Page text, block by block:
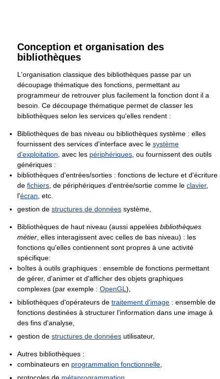
Conception et organisation des
bibliothèques
L'organisation classique des bibliothèques passe par un
découpage thématique des fonctions, permettant au
programmeur de retrouver plus facilement la fonction dont il a
besoin. Ce découpage thématique permet de classer les
bibliothèques selon les services qu'elles rendent :
Bibliothèques de bas niveau ou bibliothèques système : elles
fournissent des services d'interface avec le système
d'exploitation , avec les périphériques , ou fournissent des outils
génériques :
bibliothèques d'entrées/sorties : fonctions de lecture et d'écriture
de fichiers , de périphériques d'entrée/sortie comme le clavier,
l'écran , etc.
gestion de structures de données système,
Bibliothèques de haut niveau (aussi appelées bibliothèques
métier , elles interagissent avec celles de bas niveau) : les
fonctions qu'elles contiennent sont propres à une activité
spécifique:
boîtes à outils graphiques : ensemble de fonctions permettant
de gérer, d'animer et d'afficher des objets graphiques
complexes (par exemple : OpenGL ),
bibliothèques d'opérateurs de traitement d'image : ensemble de
fonctions destinées à structurer l'information dans une image à
des fins d'analyse,
gestion de structures de données utilisateur,
Autres bibliothèques :
combinateurs en programmation fonctionnelle
protocoles de métaprogrammation